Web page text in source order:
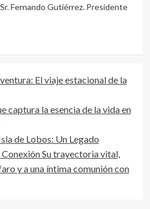
Fernando Gutiérrez. Presidente
El viaje estacional de la
captura la esencia de la vida en
de Lobos: Un Legado
Su trayectoria vital,
y a una íntima comunión con